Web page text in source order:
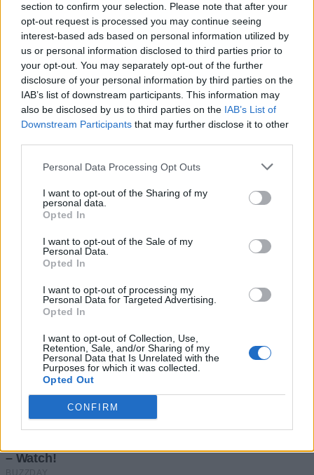
section to confirm your selection. Please note that after your
opt-out request is processed you may continue seeing
interest-based ads based on personal information utilized by
us or personal information disclosed to third parties prior to
your opt-out. You may separately opt-out of the further
disclosure of your personal information by third parties on the
IAB’s list of downstream participants. This information may
also be disclosed by us to third parties on the IAB’s List of
Downstream Participants that may further disclose it to other
Personal Data Processing Opt Outs
I want to opt-out of the Sharing of my
personal data.
Opted In
I want to opt-out of the Sale of my
Personal Data.
Opted In
I want to opt-out of processing my
Personal Data for Targeted Advertising.
Opted In
I want to opt-out of Collection, Use,
Retention, Sale, and/or Sharing of my
Personal Data that Is Unrelated with the
Purposes for which it was collected.
Opted Out
CONFIRM